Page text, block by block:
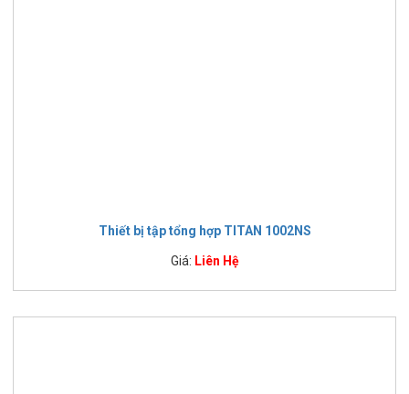
Thiết bị tập tổng hợp TITAN 1002NS
Giá: Liên Hệ